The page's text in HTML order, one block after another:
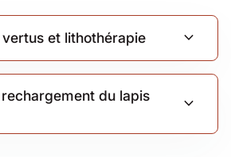
et lithothérapie expand_more
du lapis
expand_more